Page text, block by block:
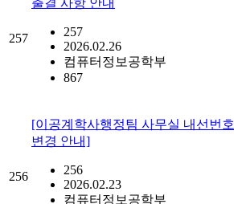
257
출결 사항 안내
257
2026.02.26
컴퓨터정보공학부
867
256
[이공계학사행정팀 사무실 내선번호
변경 안내]
256
2026.02.23
컴퓨터정보공학부